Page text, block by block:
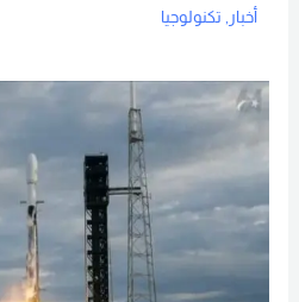
أخبار , تكنولوجيا